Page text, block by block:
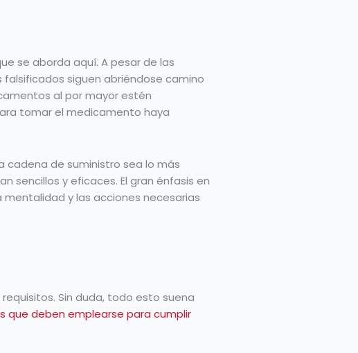
se aborda aquí. A pesar de las
siguen abriéndose camino
al por mayor estén
tomar el medicamento haya
cadena de suministro sea lo más
sencillos y eficaces. El gran énfasis en
y las acciones necesarias
Sin duda, todo esto suena
que deben emplearse para cumplir